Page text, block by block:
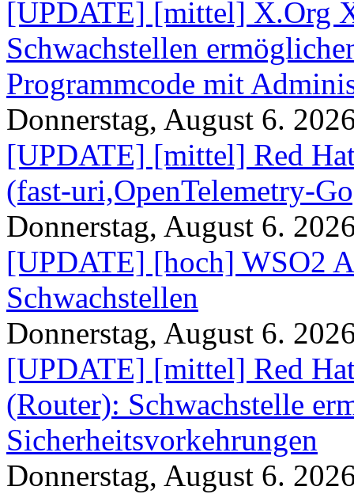
[UPDATE] [mittel] X.Org
Schwachstellen
Programmcode mit
Donnerstag, August 6.
[UPDATE] [mittel] Red
(fast-uri,OpenTelemetry-
Donnerstag, August 6.
[UPDATE] [hoch] WSO2
Schwachstellen
Donnerstag, August 6.
[UPDATE] [mittel] Red
(Router): Schwachstelle
Sicherheitsvorkehrungen
Donnerstag, August 6.